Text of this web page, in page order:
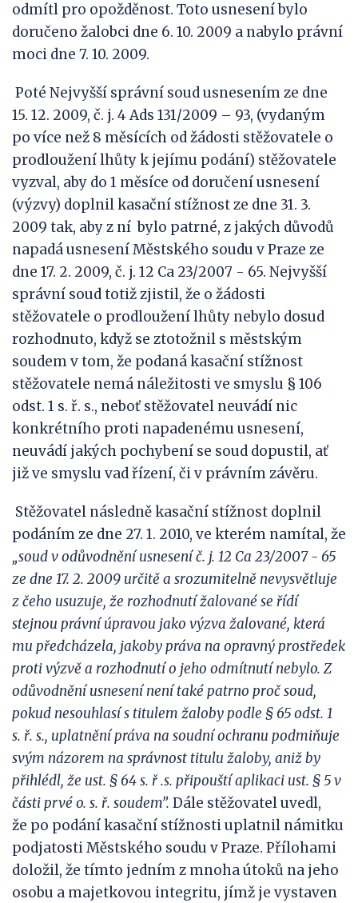
odmítl pro opožděnost. Toto usnesení bylo
doručeno žalobci dne 6. 10. 2009 a nabylo právní
moci dne 7. 10. 2009.
Poté Nejvyšší správní soud usnesením ze dne
15. 12. 2009, č. j. 4 Ads 131/2009 – 93, (vydaným
po více než 8 měsících od žádosti stěžovatele o
prodloužení lhůty k jejímu podání) stěžovatele
vyzval, aby do 1 měsíce od doručení usnesení
(výzvy) doplnil kasační stížnost ze dne 31. 3.
2009 tak, aby z ní bylo patrné, z jakých důvodů
napadá usnesení Městského soudu v Praze ze
dne 17. 2. 2009, č. j. 12 Ca 23/2007 - 65. Nejvyšší
správní soud totiž zjistil, že o žádosti
stěžovatele o prodloužení lhůty nebylo dosud
rozhodnuto, když se ztotožnil s městským
soudem v tom, že podaná kasační stížnost
stěžovatele nemá náležitosti ve smyslu § 106
odst. 1 s. ř. s., neboť stěžovatel neuvádí nic
konkrétního proti napadenému usnesení,
neuvádí jakých pochybení se soud dopustil, ať
již ve smyslu vad řízení, či v právním závěru.
Stěžovatel následně kasační stížnost doplnil
podáním ze dne 27. 1. 2010, ve kterém namítal, že
„soud v odůvodnění usnesení č. j. 12 Ca 23/2007 - 65
ze dne 17. 2. 2009 určitě a srozumitelně nevysvětluje
z čeho usuzuje, že rozhodnutí žalované se řídí
stejnou právní úpravou jako výzva žalované, která
mu předcházela, jakoby práva na opravný prostředek
proti výzvě a rozhodnutí o jeho odmítnutí nebylo. Z
odůvodnění usnesení není také patrno proč soud,
pokud nesouhlasí s titulem žaloby podle § 65 odst. 1
s. ř. s., uplatnění práva na soudní ochranu podmiňuje
svým názorem na správnost titulu žaloby, aniž by
přihlédl, že ust. § 64 s. ř.s. připouští aplikaci ust. § 5 v
části prvé o. s. ř. soudem”. Dále stěžovatel uvedl,
že po podání kasační stížnosti uplatnil námitku
podjatosti Městského soudu v Praze. Přílohami
doložil, že tímto jedním z mnoha útoků na jeho
osobu a majetkovou integritu, jímž je vystaven